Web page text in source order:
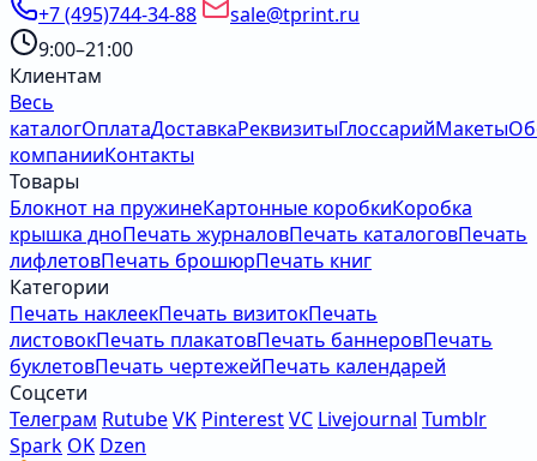
+7 (495)744-34-88
sale@tprint.ru
9:00–21:00
Клиентам
Весь
каталогОплатаДоставкаРеквизитыГлоссарийМакеты
компанииКонтакты
Товары
Блокнот на пружинеКартонные коробкиКоробка
крышка дноПечать журналовПечать каталоговПечать
лифлетовПечать брошюрПечать книг
Категории
Печать наклеекПечать визитокПечать
листовокПечать плакатовПечать баннеровПечать
буклетовПечать чертежейПечать календарей
Соцсети
Телеграм RutubeVK PinterestVC Livejournal Tumblr
Spark OK Dzen